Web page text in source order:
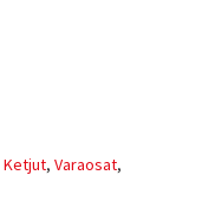
Ketjut, Varaosat,